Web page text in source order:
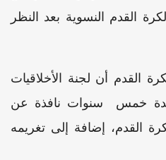
القدم النسوية بعد النظر
القدم أن لجنة الأخلاقيات
خمس سنوات نافذة عن
القدم، إضافة إلى تغريمه